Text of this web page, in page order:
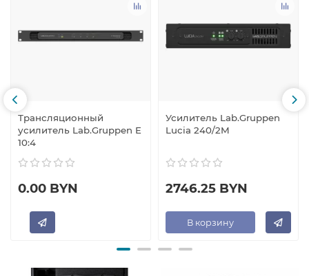
Трансляционный
усилитель Lab.Gruppen E
10:4
0.00 BYN
Усилитель Lab.Gruppen
Lucia 240/2M
2746.25 BYN
В корзину